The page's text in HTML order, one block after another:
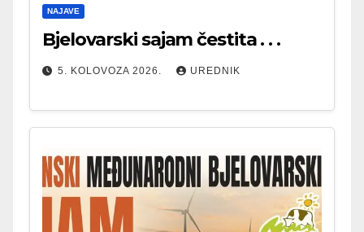
NAJAVE
Bjelovarski sajam čestita . . .
5. KOLOVOZA 2026. UREDNIK